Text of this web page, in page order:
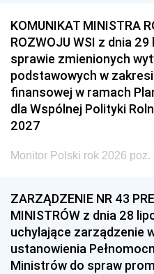
KOMUNIKAT MINISTRA
ROZWOJU WSI z dnia
sprawie zmienionych
podstawowych w
finansowej w ramach
dla Wspólnej Polityki
2027
Monitor Polski rok 2026 poz.
ZARZĄDZENIE NR 43
MINISTRÓW z dnia 28
uchylające zarządzenie
ustanowienia
Ministrów do spraw